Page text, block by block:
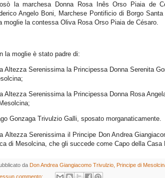
la marchesa Donna Rosa Inês Orso Piaia de
Angelo Boni, Marchese Pontificio di Borgo
moglie la contessa Oliva Rosa Orso Piaia de Césaro.
la moglie è stato padre di:
Altezza Serenissima la Principessa Donna Serenita
Altezza Serenissima la Principessa Donna Rosa
Gonzaga Trivulzio Galli, sposato morganaticamente.
Altezza Serenissima il Principe Don Andrea
di Mesolcina, che gli succede come Capo della Casa
da Don Andrea Giangiacomo Trivulzio, Principe di
commento: